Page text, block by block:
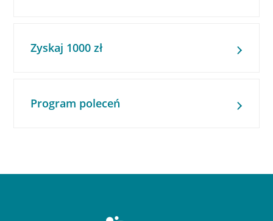
Zyskaj 1000 zł
Program poleceń